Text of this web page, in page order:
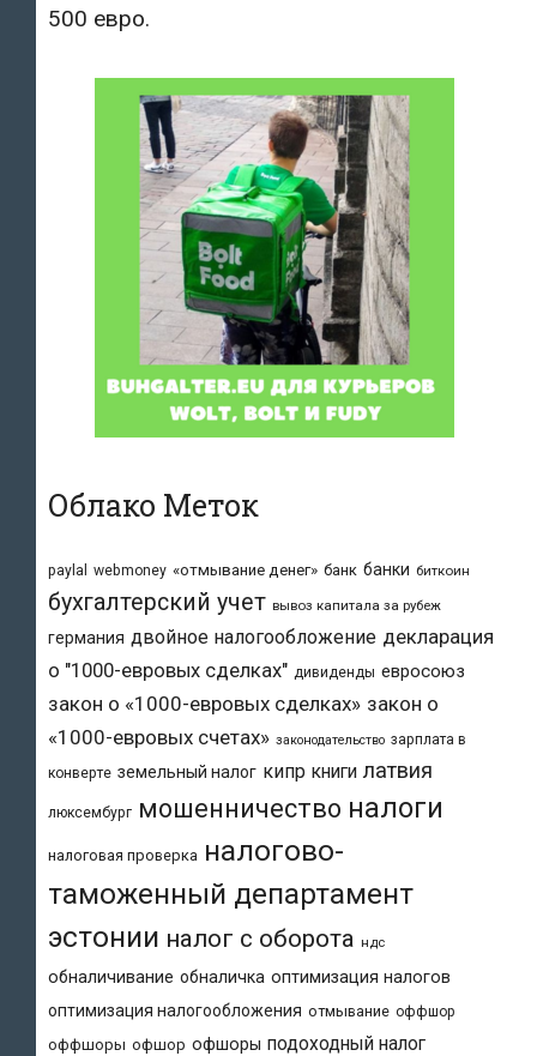
500 евро.
Облако Меток
paylal webmoney «отмывание денег» банк банки биткоин
бухгалтерский учет вывоз капитала за рубеж
германия двойное налогообложение декларация
о "1000-евровых сделках" дивиденды евросоюз
закон о «1000-евровых сделках» закон о
«1000-евровых счетах» законодательство зарплата в
конверте земельный налог кипр книги латвия
люксембург мошенничество налоги
налоговая проверка налогово-
таможенный департамент
эстонии налог с оборота ндс
обналичивание обналичка оптимизация налогов
оптимизация налогообложения отмывание оффшор
оффшоры офшор офшоры подоходный налог